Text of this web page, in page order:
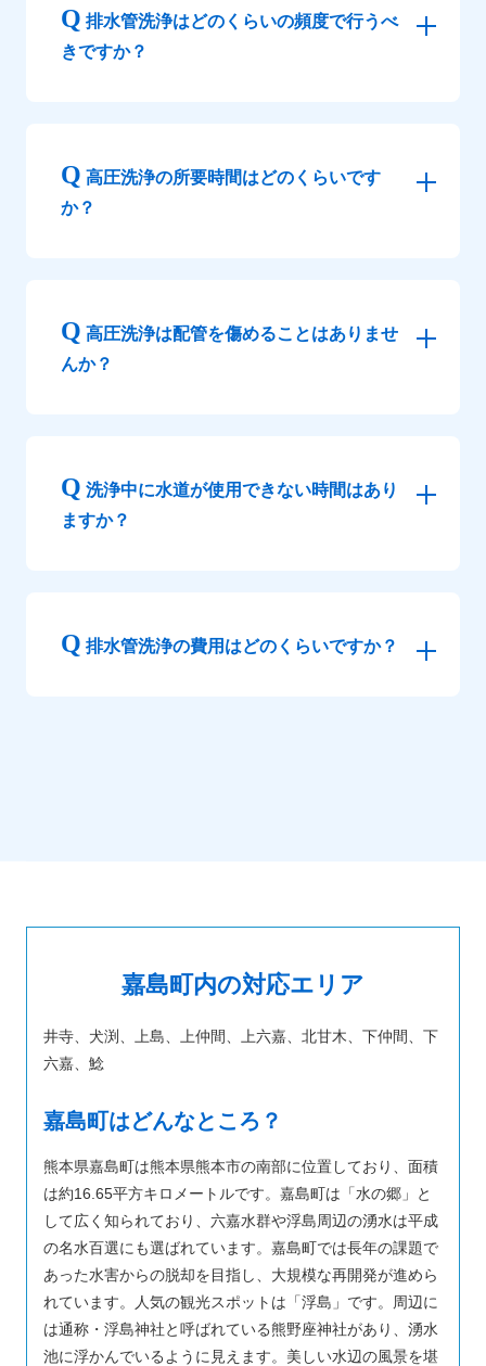
排水管洗浄はどのくらいの頻度で行うべ
きですか？
高圧洗浄の所要時間はどのくらいです
か？
高圧洗浄は配管を傷めることはありませ
んか？
洗浄中に水道が使用できない時間はあり
ますか？
排水管洗浄の費用はどのくらいですか？
嘉島町内の対応エリア
井寺、犬渕、上島、上仲間、上六嘉、北甘木、下仲間、下
六嘉、鯰
嘉島町はどんなところ？
熊本県嘉島町は熊本県熊本市の南部に位置しており、面積
は約16.65平方キロメートルです。嘉島町は「水の郷」と
して広く知られており、六嘉水群や浮島周辺の湧水は平成
の名水百選にも選ばれています。嘉島町では長年の課題で
あった水害からの脱却を目指し、大規模な再開発が進めら
れています。人気の観光スポットは「浮島」です。周辺に
は通称・浮島神社と呼ばれている熊野座神社があり、湧水
池に浮かんでいるように見えます。美しい水辺の風景を堪